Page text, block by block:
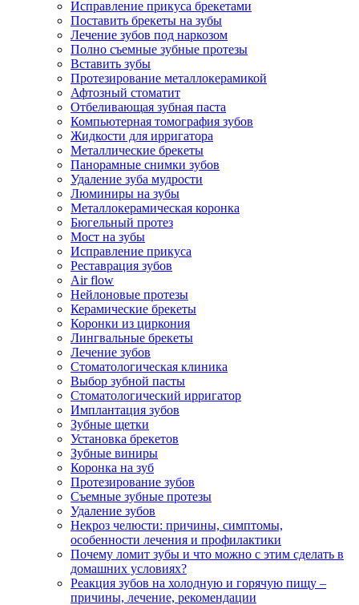
Исправление прикуса брекетами
Поставить брекеты на зубы
Лечение зубов под наркозом
Полно съемные зубные протезы
Вставить зубы
Протезирование металлокерамикой
Афтозный стоматит
Отбеливающая зубная паста
Компьютерная томография зубов
Жидкости для ирригатора
Металлические брекеты
Панорамные снимки зубов
Удаление зуба мудрости
Люминиры на зубы
Металлокерамическая коронка
Бюгельный протез
Мост на зубы
Исправление прикуса
Реставрация зубов
Air flow
Нейлоновые протезы
Керамические брекеты
Коронки из циркония
Лингвальные брекеты
Лечение зубов
Стоматологическая клиника
Выбор зубной пасты
Стоматологический ирригатор
Имплантация зубов
Зубные щетки
Установка брекетов
Зубные виниры
Коронка на зуб
Протезирование зубов
Съемные зубные протезы
Удаление зубов
Некроз челюсти: причины, симптомы,
особенности лечения и профилактики
Почему ломит зубы и что можно с этим сделать в
домашних условиях?
Реакция зубов на холодную и горячую пищу –
причины, лечение, рекомендации